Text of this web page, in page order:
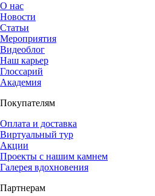
О нас
Новости
Статьи
Мероприятия
Видеоблог
Наш карьер
Глоссарий
Академия
Покупателям
Оплата и доставка
Виртуальный тур
Акции
Проекты с нашим камнем
Галерея вдохновения
Партнерам